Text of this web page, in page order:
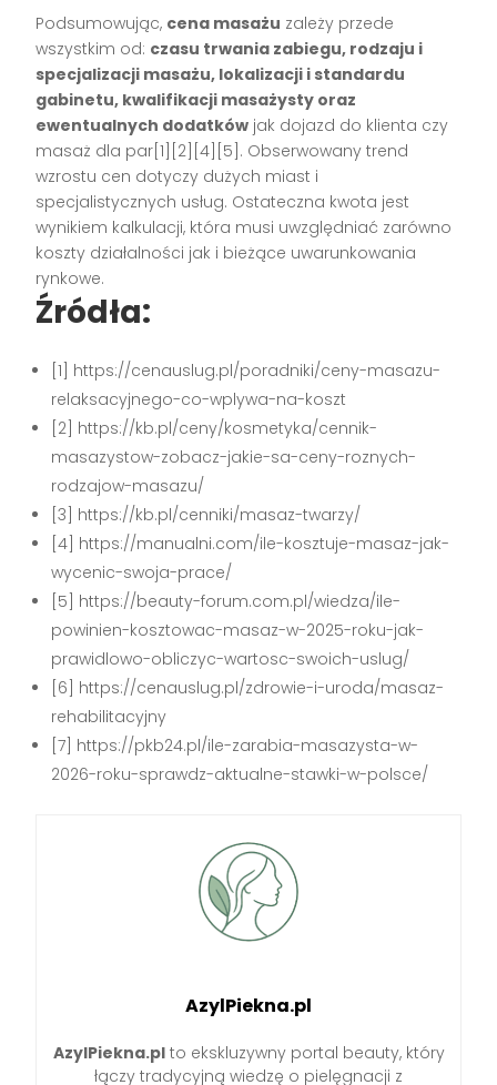
Podsumowując, cena masażu zależy przede
wszystkim od: czasu trwania zabiegu, rodzaju i
specjalizacji masażu, lokalizacji i standardu
gabinetu, kwalifikacji masażysty oraz
ewentualnych dodatków jak dojazd do klienta czy
masaż dla par[1][2][4][5]. Obserwowany trend
wzrostu cen dotyczy dużych miast i
specjalistycznych usług. Ostateczna kwota jest
wynikiem kalkulacji, która musi uwzględniać zarówno
koszty działalności jak i bieżące uwarunkowania
rynkowe.
Źródła:
[1] https://cenauslug.pl/poradniki/ceny-masazu-
relaksacyjnego-co-wplywa-na-koszt
[2] https://kb.pl/ceny/kosmetyka/cennik-
masazystow-zobacz-jakie-sa-ceny-roznych-
rodzajow-masazu/
[3] https://kb.pl/cenniki/masaz-twarzy/
[4] https://manualni.com/ile-kosztuje-masaz-jak-
wycenic-swoja-prace/
[5] https://beauty-forum.com.pl/wiedza/ile-
powinien-kosztowac-masaz-w-2025-roku-jak-
prawidlowo-obliczyc-wartosc-swoich-uslug/
[6] https://cenauslug.pl/zdrowie-i-uroda/masaz-
rehabilitacyjny
[7] https://pkb24.pl/ile-zarabia-masazysta-w-
2026-roku-sprawdz-aktualne-stawki-w-polsce/
AzylPiekna.pl
AzylPiekna.plto ekskluzywny portal beauty, który
łączy tradycyjną wiedzę o pielęgnacji z